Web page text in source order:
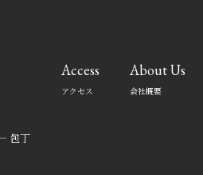
包丁
Access
アクセス
About Us
会社概要